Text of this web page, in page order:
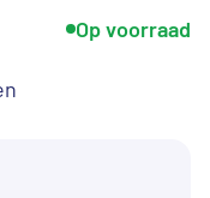
Op voorraad